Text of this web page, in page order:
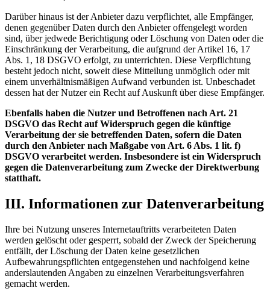
Darüber hinaus ist der Anbieter dazu verpflichtet, alle Empfänger,
denen gegenüber Daten durch den Anbieter offengelegt worden
sind, über jedwede Berichtigung oder Löschung von Daten oder die
Einschränkung der Verarbeitung, die aufgrund der Artikel 16, 17
Abs. 1, 18 DSGVO erfolgt, zu unterrichten. Diese Verpflichtung
besteht jedoch nicht, soweit diese Mitteilung unmöglich oder mit
einem unverhältnismäßigen Aufwand verbunden ist. Unbeschadet
dessen hat der Nutzer ein Recht auf Auskunft über diese Empfänger.
Ebenfalls haben die Nutzer und Betroffenen nach Art. 21
DSGVO das Recht auf Widerspruch gegen die künftige
Verarbeitung der sie betreffenden Daten, sofern die Daten
durch den Anbieter nach Maßgabe von Art. 6 Abs. 1 lit. f)
DSGVO verarbeitet werden. Insbesondere ist ein Widerspruch
gegen die Datenverarbeitung zum Zwecke der Direktwerbung
statthaft.
III. Informationen zur Datenverarbeitung
Ihre bei Nutzung unseres Internetauftritts verarbeiteten Daten
werden gelöscht oder gesperrt, sobald der Zweck der Speicherung
entfällt, der Löschung der Daten keine gesetzlichen
Aufbewahrungspflichten entgegenstehen und nachfolgend keine
anderslautenden Angaben zu einzelnen Verarbeitungsverfahren
gemacht werden.